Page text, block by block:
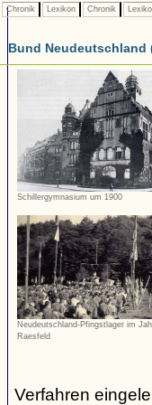
Chronik Lexikon Chronik
Bund Neudeutschland
Schillergymnasium um 1900
Neudeutschland-Pfingstlager im
Raesfeld
Verfahren